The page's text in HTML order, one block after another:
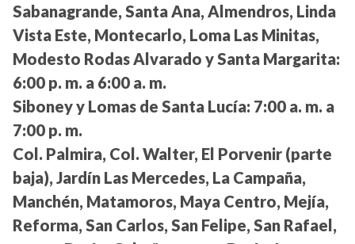
Sabanagrande, Santa Ana, Almendros, Linda
Vista Este, Montecarlo, Loma Las Minitas,
Modesto Rodas Alvarado y Santa Margarita:
6:00 p. m. a 6:00 a. m.
Siboney y Lomas de Santa Lucía: 7:00 a. m. a
7:00 p. m.
Col. Palmira, Col. Walter, El Porvenir (parte
baja), Jardín Las Mercedes, La Campaña,
Manchén, Matamoros, Maya Centro, Mejía,
Reforma, San Carlos, San Felipe, San Rafael,